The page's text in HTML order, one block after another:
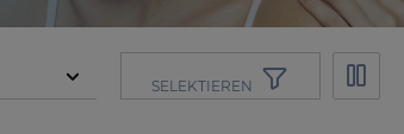
SELEKTIEREN